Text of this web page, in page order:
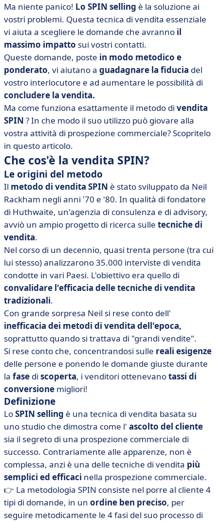
Ma niente panico! Lo SPIN selling è la soluzione ai
vostri problemi. Questa tecnica di vendita essenziale
vi aiuta a scegliere le domande che avranno il
massimo impatto sui vostri contatti.
Queste domande, poste in modo metodico e
ponderato, vi aiutano a guadagnare la fiducia del
vostro interlocutore e ad aumentare le possibilità di
concludere la vendita.
Ma come funziona esattamente il metodo di vendita
SPIN ? In che modo il suo utilizzo può giovare alla
vostra attività di prospezione commerciale? Scopritelo
in questo articolo.
Che cos'è la vendita SPIN?
Le origini del metodo
Il metodo di vendita SPIN è stato sviluppato da Neil
Rackham negli anni '70 e '80. In qualità di fondatore
di Huthwaite, un'agenzia di consulenza e di advisory,
avviò un ampio progetto di ricerca sulle tecniche di
vendita.
Nel corso di un decennio, quasi trenta persone (tra cui
lui stesso) analizzarono 35.000 interviste di vendita
condotte in vari Paesi. L'obiettivo era quello di
convalidare l'efficacia delle tecniche di vendita
tradizionali.
Con grande sorpresa Neil si rese conto dell'
inefficacia dei metodi di vendita dell'epoca,
soprattutto quando si trattava di "grandi vendite".
Si rese conto che, concentrandosi sulle reali esigenze
delle persone e ponendo le domande giuste durante
la fase di scoperta, i venditori ottenevanotassi di
conversione migliori!
Definizione
LoSPIN selling è una tecnica di vendita basata su
uno studio che dimostra come l' ascolto del cliente
sia il segreto di una prospezione commerciale di
successo. Contrariamente alle apparenze, non è
complessa, anzi è una delle tecniche di vendita più
semplici ed efficaci nella prospezione commerciale.
👉 La metodologia SPIN consiste nel porre al cliente 4
tipi di domande, in un ordine ben preciso, per
seguire metodicamente le 4 fasi del suo processo di